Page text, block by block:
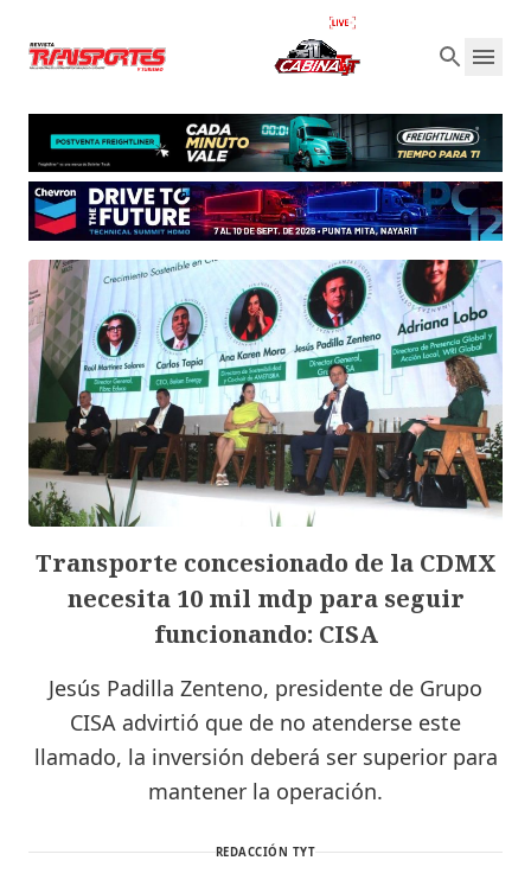
Transporte concesionado de la CDMX
necesita 10 mil mdp para seguir
funcionando: CISA
Jesús Padilla Zenteno, presidente de Grupo
CISA advirtió que de no atenderse este
llamado, la inversión deberá ser superior para
mantener la operación.
REDACCIÓN TYT